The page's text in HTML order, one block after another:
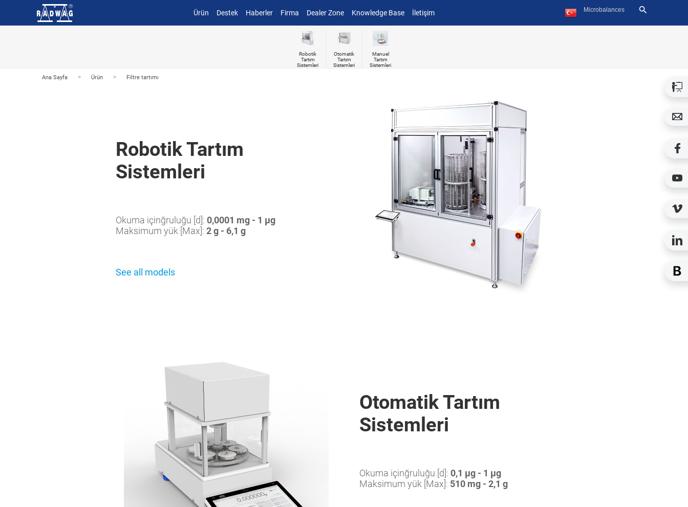
Ürün Destek Haberler Firma Dealer Zone Knowledge Base İletişim
Robotik
Tartım
Sistemleri
Otomatik
Tartım
Sistemleri
Manuel
Tartım
Sistemleri
Ana Sayfa > Ürün > Filtre tartımı
Robotik Tartım
Sistemleri
Okuma içinğruluğu [d]: 0,0001 mg - 1 µg
Maksimum yük [Max]: 2 g - 6,1 g
See all models
Otomatik Tartım
Sistemleri
Okuma içinğruluğu [d]: 0,1 µg - 1 µg
Maksimum yük [Max]: 510 mg - 2,1 g